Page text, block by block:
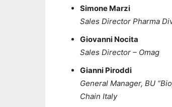
Simone Marzi
Sales Director Pharma
Giovanni Nocita
Sales Director – Omag
Gianni Piroddi
General Manager, BU
Chain Italy